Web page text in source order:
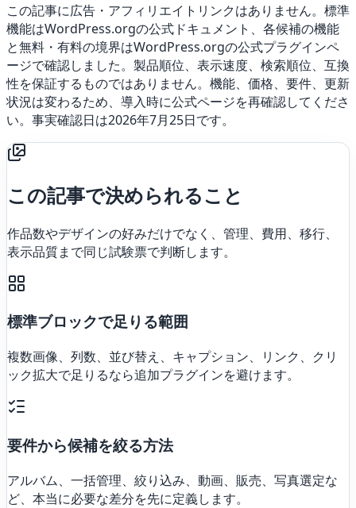
この記事に広告・アフィリエイトリンクはありません。標準
機能はWordPress.orgの公式ドキュメント、各候補の機能
と無料・有料の境界はWordPress.orgの公式プラグインペ
ージで確認しました。製品順位、表示速度、検索順位、互換
性を保証するものではありません。機能、価格、要件、更新
状況は変わるため、導入時に公式ページを再確認してくださ
い。事実確認日は2026年7月25日です。
この記事で決められること
作品数やデザインの好みだけでなく、管理、費用、移行、
表示品質まで同じ試験票で判断します。
標準ブロックで足りる範囲
複数画像、列数、並び替え、キャプション、リンク、クリ
ック拡大で足りるなら追加プラグインを避けます。
要件から候補を絞る方法
アルバム、一括管理、絞り込み、動画、販売、写真選定な
ど、本当に必要な差分を先に定義します。